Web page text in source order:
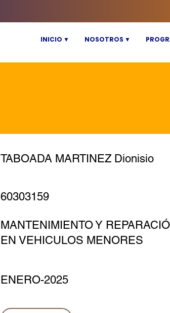
INICIO ▼ NOSOTROS ▼
TABOADA MARTINEZ Dionisio
60303159
MANTENIMIENTO Y
EN VEHICULOS MENORES
ENERO-2025